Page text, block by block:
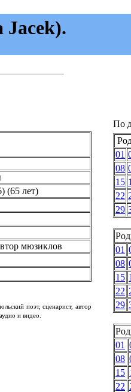
) (65 лет)
мюзиклов
поэт, сценарист, автор
и видео.
По
01
08
15
22
29
01
08
15
22
29
01
08
15
22